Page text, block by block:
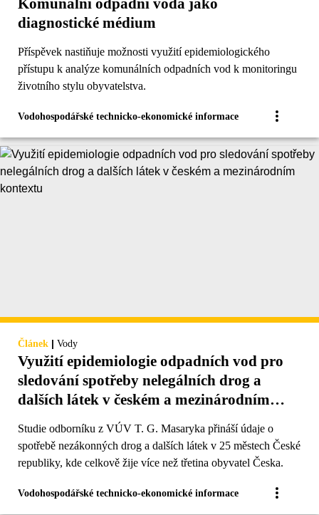
Komunální odpadní voda jako
diagnostické médium
Příspěvek nastiňuje možnosti využití epidemiologického
přístupu k analýze komunálních odpadních vod k monitoringu
životního stylu obyvatelstva.
Vodohospodářské technicko-ekonomické informace
Článek | Vody
Využití epidemiologie odpadních vod pro
sledování spotřeby nelegálních drog a
dalších látek v českém a mezinárodním
Studie odborníku z VÚV T. G. Masaryka přináší údaje o
spotřebě nezákonných drog a dalších látek v 25 městech České
republiky, kde celkově žije více než třetina obyvatel Česka.
Vodohospodářské technicko-ekonomické informace